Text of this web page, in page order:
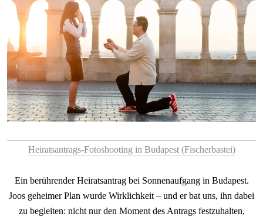
Heiratsantrags-Fotoshooting in Budapest (Fischerbastei)
Ein berührender Heiratsantrag bei Sonnenaufgang in Budapest.
Joos geheimer Plan wurde Wirklichkeit – und er bat uns, ihn dabei
zu begleiten: nicht nur den Moment des Antrags festzuhalten,